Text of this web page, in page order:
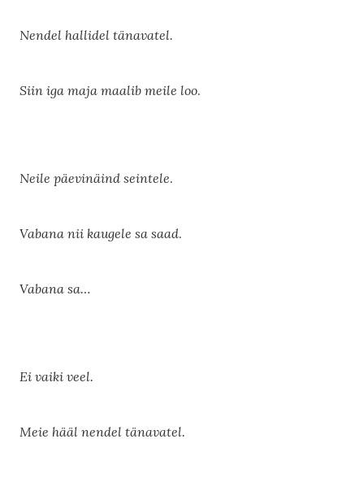
Nendel hallidel tänavatel.
Siin iga maja maalib meile loo.
Neile päevinäind seintele.
Vabana nii kaugele sa saad.
Vabana sa…
Ei vaiki veel.
Meie hääl nendel tänavatel.